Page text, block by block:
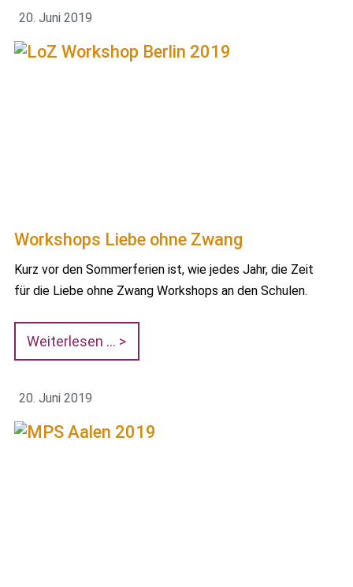
20. Juni 2019
Workshops Liebe ohne Zwang
Kurz vor den Sommerferien ist, wie jedes Jahr, die Zeit
für die Liebe ohne Zwang Workshops an den Schulen.
Weiterlesen …
20. Juni 2019